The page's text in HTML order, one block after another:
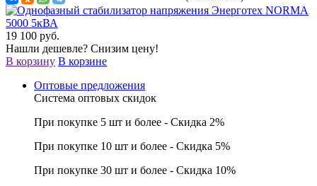
19 100 руб.
Нашли дешевле? Снизим цену!
В корзину В корзине
Оптовые предложения
Система оптовых скидок
При покупке 5 шт и более - Скидка 2%
При покупке 10 шт и более - Скидка 5%
При покупке 30 шт и более - Скидка 10%